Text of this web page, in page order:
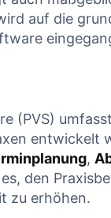
‍auf die
⁤(PVS)
entwickelt
,
‌es, den⁣
zu erhöhen.